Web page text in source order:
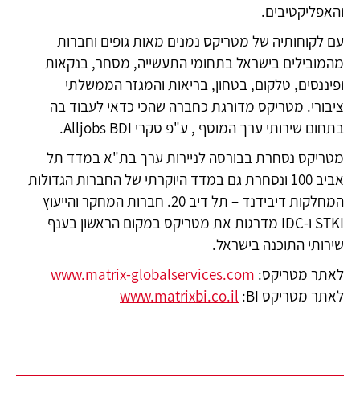
והאפליקטיבים.
עם לקוחותיה של מטריקס נמנים מאות גופים וחברות
מהמובילים בישראל בתחומי התעשייה, מסחר, בנקאות
ופיננסים, טלקום, בטחון, בריאות והמגזר הממשלתי
ציבורי. מטריקס מדורגת כחברה שהכי כדאי לעבוד בה
בתחום שירותי ערך המוסף , ע"פ סקרי Alljobs BDI.
מטריקס נסחרת בבורסה לניירות ערך בת"א במדד תל
אביב 100 ונסחרת גם במדד היוקרתי של החברות הגדולות
המחלקות דיבידנד – תל דיב 20. חברות המחקר והייעוץ
STKI ו-IDC מדרגות את מטריקס במקום הראשון בענף
שירותי התוכנה בישראל.
לאתר מטריקס: www.matrix-globalservices.com
לאתר מטריקס
www.matrixbi.co.il :BI